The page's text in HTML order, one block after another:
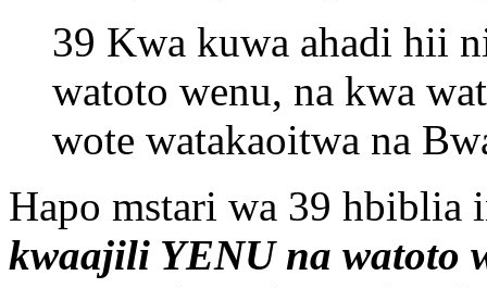
39 Kwa kuwa ahadi hii
watoto wenu, na kwa
wote watakaoitwa na
Hapo mstari wa 39
kwaajili YENU na watoto